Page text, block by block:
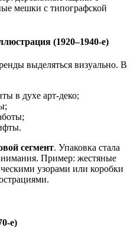
мешки с типографской
(1920–1940‑е)
выделяться визуально. В
в духе арт‑деко;
сегмент. Упаковка стала
Пример: жестяные
узорами или коробки